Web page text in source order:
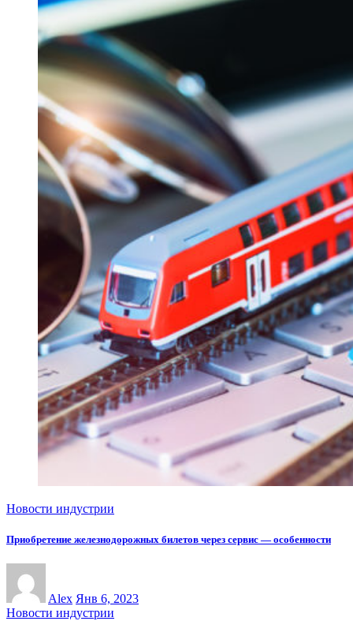
Новости индустрии
Приобретение железнодорожных билетов через сервис — особенности
Alex Янв 6, 2023
Новости индустрии